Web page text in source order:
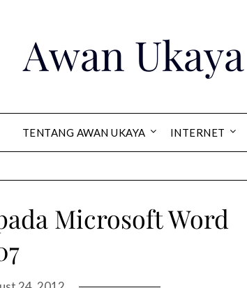
Awan Ukaya
TENTANG AWAN UKAYA INTERNET
Microsoft Word